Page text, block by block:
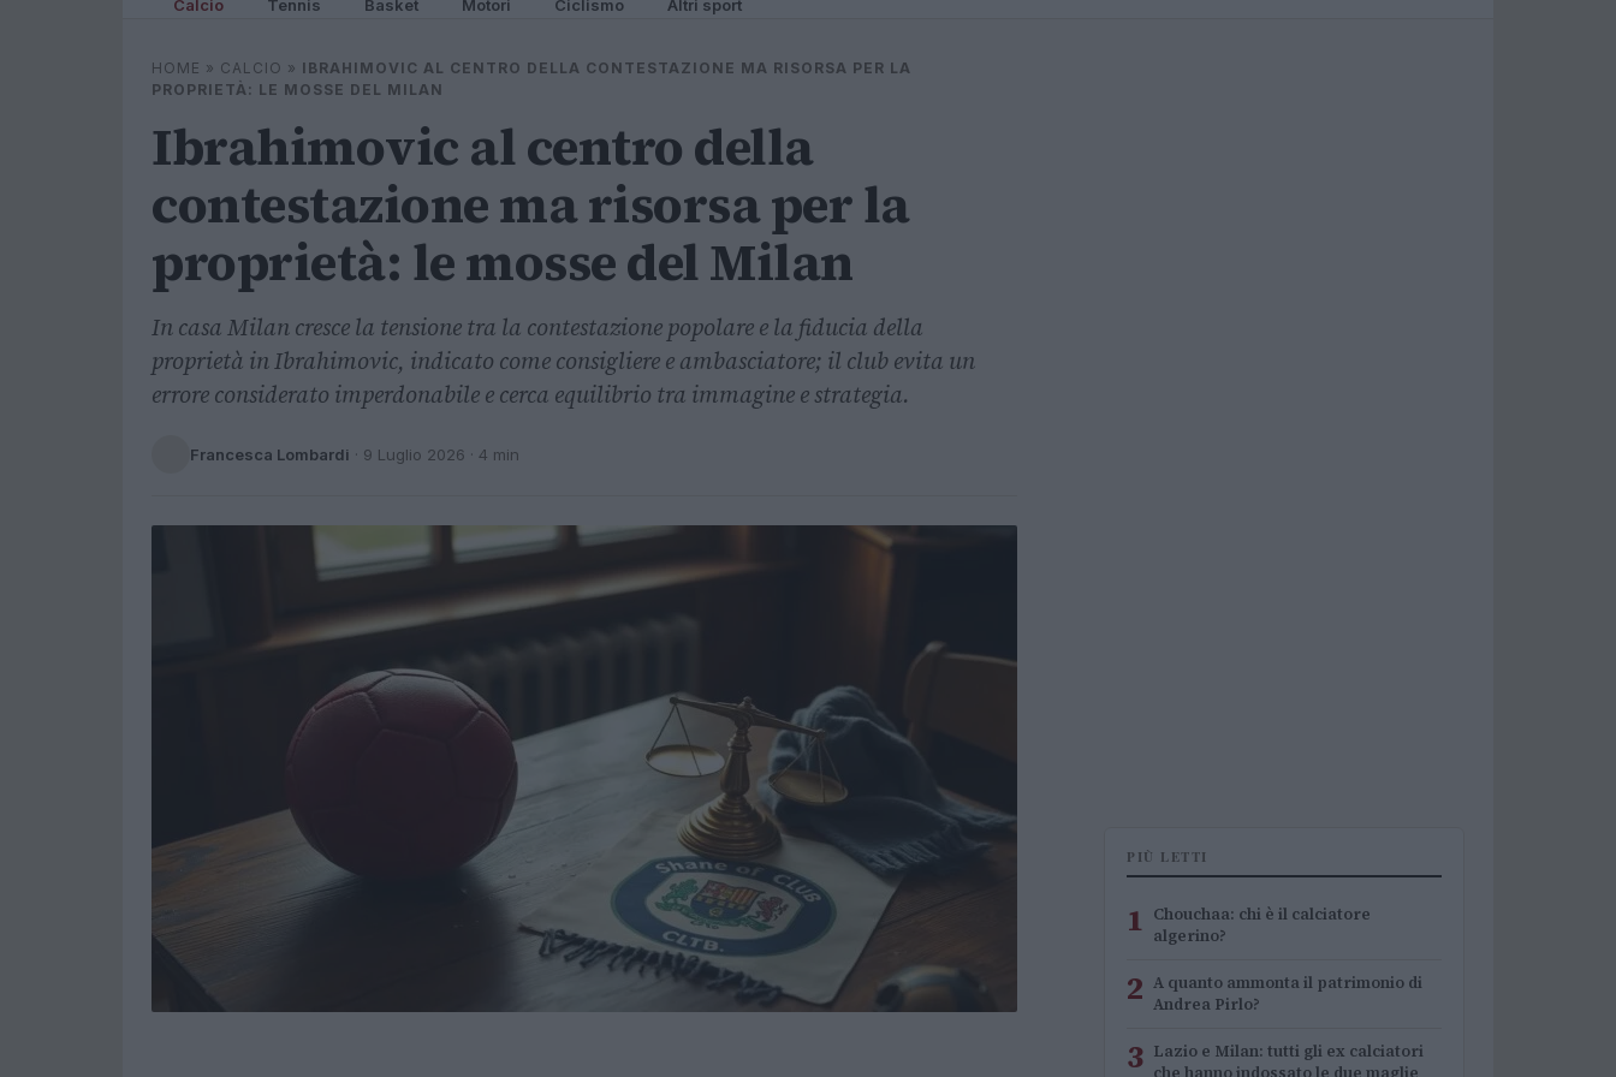
Calcio Tennis Basket Motori Ciclismo Altri sport
HOME » CALCIO » IBRAHIMOVIC AL CENTRO DELLA CONTESTAZIONE MA RISORSA PER LA
PROPRIETÀ: LE MOSSE DEL MILAN
Ibrahimovic al centro della
contestazione ma risorsa per la
proprietà: le mosse del Milan
In casa Milan cresce la tensione tra la contestazione popolare e la fiducia della
proprietà in Ibrahimovic, indicato come consigliere e ambasciatore; il club evita un
errore considerato imperdonabile e cerca equilibrio tra immagine e strategia.
Francesca Lombardi · 9 Luglio 2026 · 4 min
PIÙ LETTI
1 Chouchaa: chi è il calciatore
algerino?
2 A quanto ammonta il patrimonio di
Andrea Pirlo?
3 Lazio e Milan: tutti gli ex calciatori
che hanno indossato le due maglie